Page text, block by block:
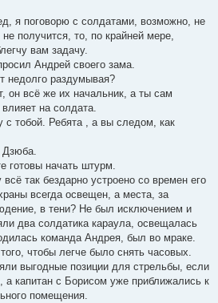
я поговорю с солдатами, возможно, не
получится, то, по крайней мере,
вам задачу.
Андрей своего зама.
недолго раздумывая?
он всё же их начальник, а ты сам
на солдата.
с тобой. Ребята , а вы следом, как
Дзюба.
готовы начать штурм.
так бездарно устроено со времен его
всегда освещен, а места, за
в тени? Не был исключением и
два солдатика караула, освещалась
команда Андрея, был во мраке.
чтобы легче было снять часовых.
выгодные позиции для стрельбы, если
а капитан с Борисом уже приближались к
помещения.